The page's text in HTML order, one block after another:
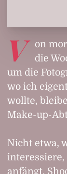
V
on
die
um die
wo ich
wollte,
Make-up-
Nicht etwa,
anfängt,